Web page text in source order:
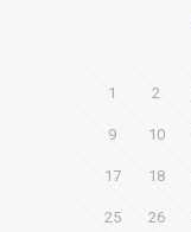
1 2
9 10
17 18
25 26